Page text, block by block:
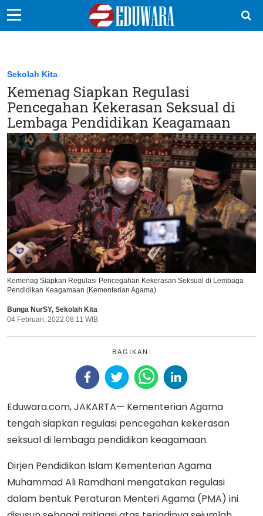
Sekolah Kita
Vokasi
Kampus
Idea
Sains
EduDana
Ikuti Kami di:
Sekolah Kita
Kemenag Siapkan Regulasi
Pencegahan Kekerasan Seksual di
Lembaga Pendidikan Keagamaan
Kemenag Siapkan Regulasi Pencegahan Kekerasan Seksual di Lembaga
Pendidikan Keagamaan (Kementerian Agama)
Bunga NurSY, Sekolah Kita
04 Februari, 2022 08:11 WIB
BAGIKAN:
Eduwara.com, JAKARTA— Kementerian Agama
tengah siapkan regulasi pencegahan kekerasan
seksual di lembaga pendidikan keagamaan.
Dirjen Pendidikan Islam Kementerian Agama
Muhammad Ali Ramdhani mengatakan regulasi
dalam bentuk Peraturan Menteri Agama (PMA) ini